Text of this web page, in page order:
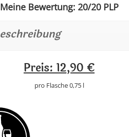
Meine Bewertung: 20/20 PLP
Preis: 12,90 €
pro Flasche 0,75 l